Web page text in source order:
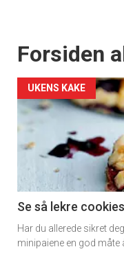
Forsiden
UKENS KAKE
Se så lekre
Har du allerede sikret
minipaiene en god måte